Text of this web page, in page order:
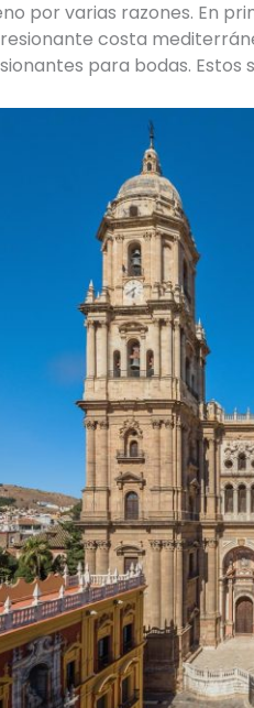
por varias razones. En
costa
para bodas. Estos